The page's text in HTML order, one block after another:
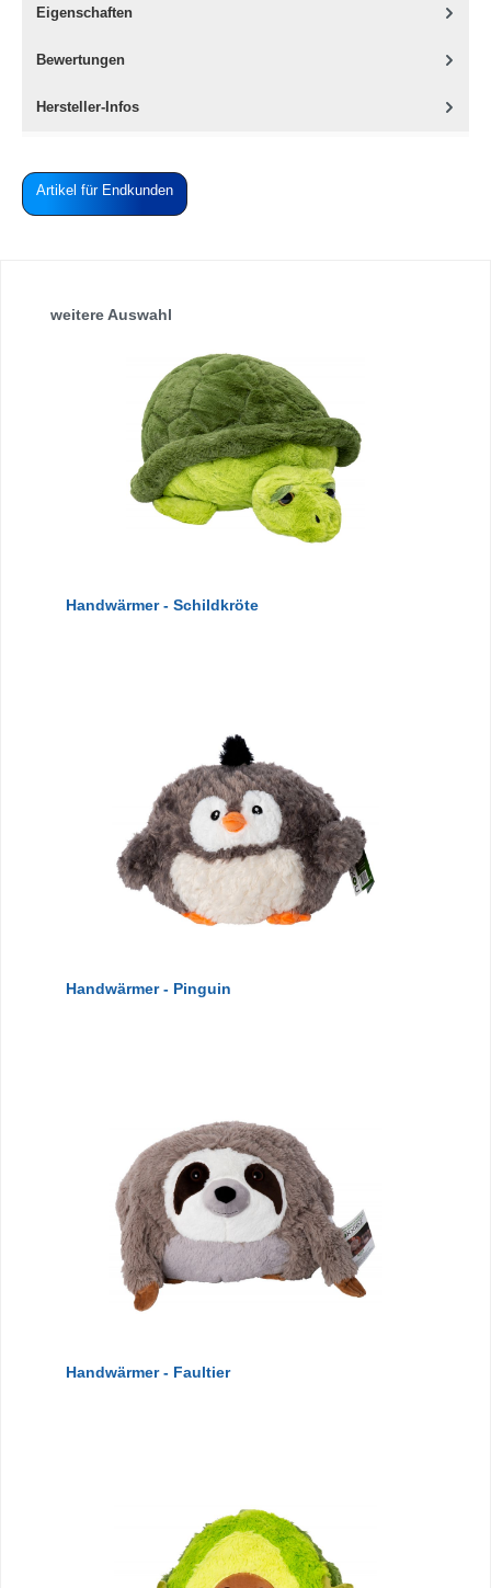
Eigenschaften
Bewertungen
Hersteller-Infos
Artikel für Endkunden
Produktgalerie überspringen
weitere Auswahl
Handwärmer - Schildkröte
Handwärmer - Pinguin
Handwärmer - Faultier